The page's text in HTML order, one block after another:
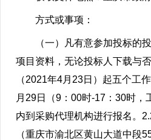
方式或事项：
（一）凡有意参加投标的投
项目资料，无论投标人下载与
（2021年4月23日）起五个工
月29日（9：00时-17：30时
内到采购代理机构进行报名。
（重庆市渝北区黄山大道中段